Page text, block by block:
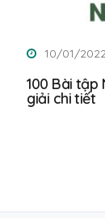
10/01/2022
100 Bài tập
giải chi tiết